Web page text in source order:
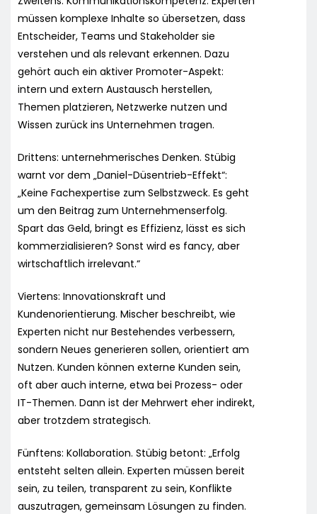
müssen komplexe Inhalte so übersetzen, dass
Entscheider, Teams und Stakeholder sie
verstehen und als relevant erkennen. Dazu
gehört auch ein aktiver Promoter-Aspekt:
intern und extern Austausch herstellen,
Themen platzieren, Netzwerke nutzen und
Wissen zurück ins Unternehmen tragen.
Drittens: unternehmerisches Denken. Stübig
warnt vor dem „Daniel-Düsentrieb-Effekt“:
„Keine Fachexpertise zum Selbstzweck. Es geht
um den Beitrag zum Unternehmenserfolg.
Spart das Geld, bringt es Effizienz, lässt es sich
kommerzialisieren? Sonst wird es fancy, aber
wirtschaftlich irrelevant.“
Viertens: Innovationskraft und
Kundenorientierung. Mischer beschreibt, wie
Experten nicht nur Bestehendes verbessern,
sondern Neues generieren sollen, orientiert am
Nutzen. Kunden können externe Kunden sein,
oft aber auch interne, etwa bei Prozess- oder
IT-Themen. Dann ist der Mehrwert eher indirekt,
aber trotzdem strategisch.
Fünftens: Kollaboration. Stübig betont: „Erfolg
entsteht selten allein. Experten müssen bereit
sein, zu teilen, transparent zu sein, Konflikte
auszutragen, gemeinsam Lösungen zu finden.